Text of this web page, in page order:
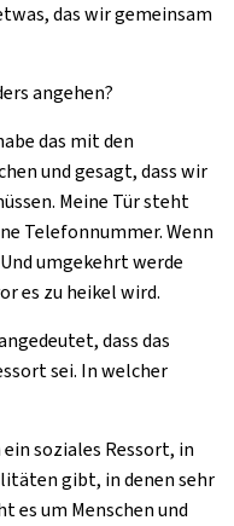
das wir gemeinsam
angehen?
das mit den
und gesagt, dass wir
Meine Tür steht
Telefonnummer. Wenn
umgekehrt werde
es zu heikel wird.
dass das
sei. In welcher
soziales Ressort, in
gibt, in denen sehr
es um Menschen und